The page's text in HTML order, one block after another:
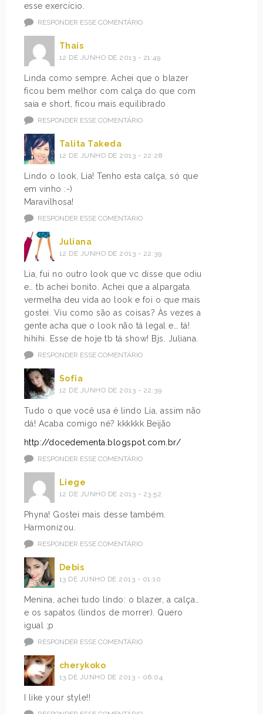
esse exercício.
RESPONDER ESSE COMENTÁRIO
Thaís
12 DE JUNHO DE 2013 - 21:49
Linda como sempre. Achei que o blazer
ficou bem melhor com calça do que com
saia e short, ficou mais equilibrado
RESPONDER ESSE COMENTÁRIO
Talita Takeda
12 DE JUNHO DE 2013 - 22:28
Lindo o look, Lia! Tenho esta calça, só que
em vinho :-)
Maravilhosa!
RESPONDER ESSE COMENTÁRIO
Juliana
12 DE JUNHO DE 2013 - 22:39
Lia, fui no outro look que vc disse que odiu
e… tb achei bonito. Achei que a alpargata
vermelha deu vida ao look e foi o que mais
gostei. Viu como são as coisas? Às vezes a
gente acha que o look não tá legal e… tá!
hihihi. Esse de hoje tb tá show! Bjs. Juliana.
RESPONDER ESSE COMENTÁRIO
Sofia
12 DE JUNHO DE 2013 - 22:39
Tudo o que você usa é lindo Lia, assim não
dá! Acaba comigo né? kkkkkk Beijão
http://docedementa.blogspot.com.br/
RESPONDER ESSE COMENTÁRIO
Liege
12 DE JUNHO DE 2013 - 23:52
Phyna! Gostei mais desse também.
Harmonizou.
RESPONDER ESSE COMENTÁRIO
Debis
13 DE JUNHO DE 2013 - 01:10
Menina, achei tudo lindo: o blazer, a calça…
e os sapatos (lindos de morrer). Quero
igual ;p
RESPONDER ESSE COMENTÁRIO
cherykoko
13 DE JUNHO DE 2013 - 06:04
I like your style!!